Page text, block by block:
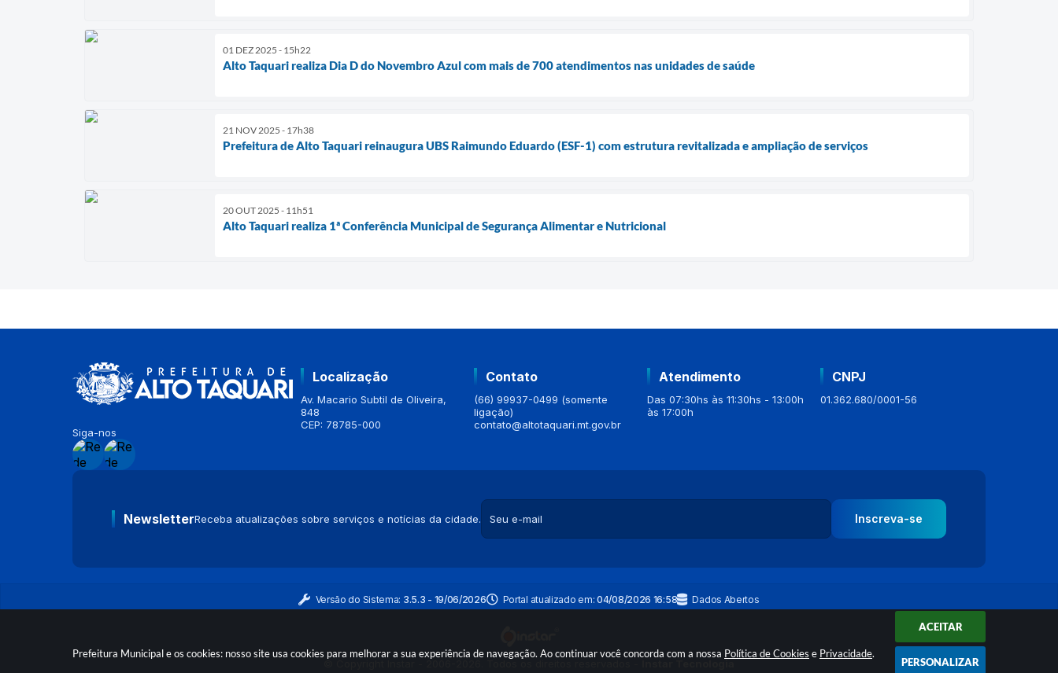
Prefeitura Municipal e os cookies: nosso site usa cookies para melhorar a sua experiência de navegação. Ao continuar você concorda com a nossa Política de Cookies e Privacidade.
ACEITAR
PERSONALIZAR
01 DEZ 2025 - 15h22
Alto Taquari realiza Dia D do Novembro Azul com mais de 700 atendimentos nas unidades de saúde
21 NOV 2025 - 17h38
Prefeitura de Alto Taquari reinaugura UBS Raimundo Eduardo (ESF-1) com estrutura revitalizada e ampliação de serviços
20 OUT 2025 - 11h51
Alto Taquari realiza 1ª Conferência Municipal de Segurança Alimentar e Nutricional
Siga-nos
Localização
Av. Macario Subtil de Oliveira,
848
CEP: 78785-000
Contato
(66) 99937-0499 (somente
ligação)
contato@altotaquari.mt.gov.br
Atendimento
Das 07:30hs às 11:30hs - 13:00h
às 17:00h
CNPJ
01.362.680/0001-56
NewsletterReceba atualizações sobre serviços e notícias da cidade. Inscreva-se
Versão do Sistema: 3.5.3 - 19/06/2026 Portal atualizado em:04/08/2026 16:58 Dados Abertos